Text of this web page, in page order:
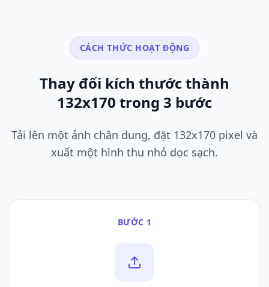
CÁCH THỨC HOẠT ĐỘNG
Thay đổi kích thước thành
132x170 trong 3 bước
Tải lên một ảnh chân dung, đặt 132x170 pixel và
xuất một hình thu nhỏ dọc sạch.
BƯỚC 1